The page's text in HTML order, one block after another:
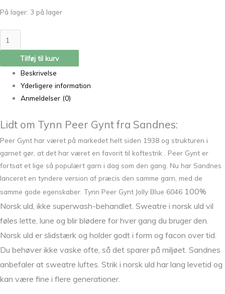
På lager: 3 på lager
Tilføj til kurv
Beskrivelse
Yderligere information
Anmeldelser (0)
Lidt om Tynn Peer Gynt fra Sandnes:
Peer Gynt har været på markedet helt siden 1938 og strukturen i
garnet gør, at det har været en favorit til koftestrik . Peer Gynt er
fortsat et lige så populært garn i dag som den gang. Nu har Sandnes
lanceret en tyndere version af præcis den samme garn, med de
samme gode egenskaber. Tynn Peer Gynt Jolly Blue 6046 100%
Norsk uld, ikke superwash-behandlet. Sweatre i norsk uld vil
føles lette, lune og blir blødere for hver gang du bruger den.
Norsk uld er slidstærk og holder godt i form og facon over tid.
Du behøver ikke vaske ofte, så det sparer på miljøet. Sandnes
anbefaler at sweatre luftes. Strik i norsk uld har lang levetid og
kan være fine i flere generationer.